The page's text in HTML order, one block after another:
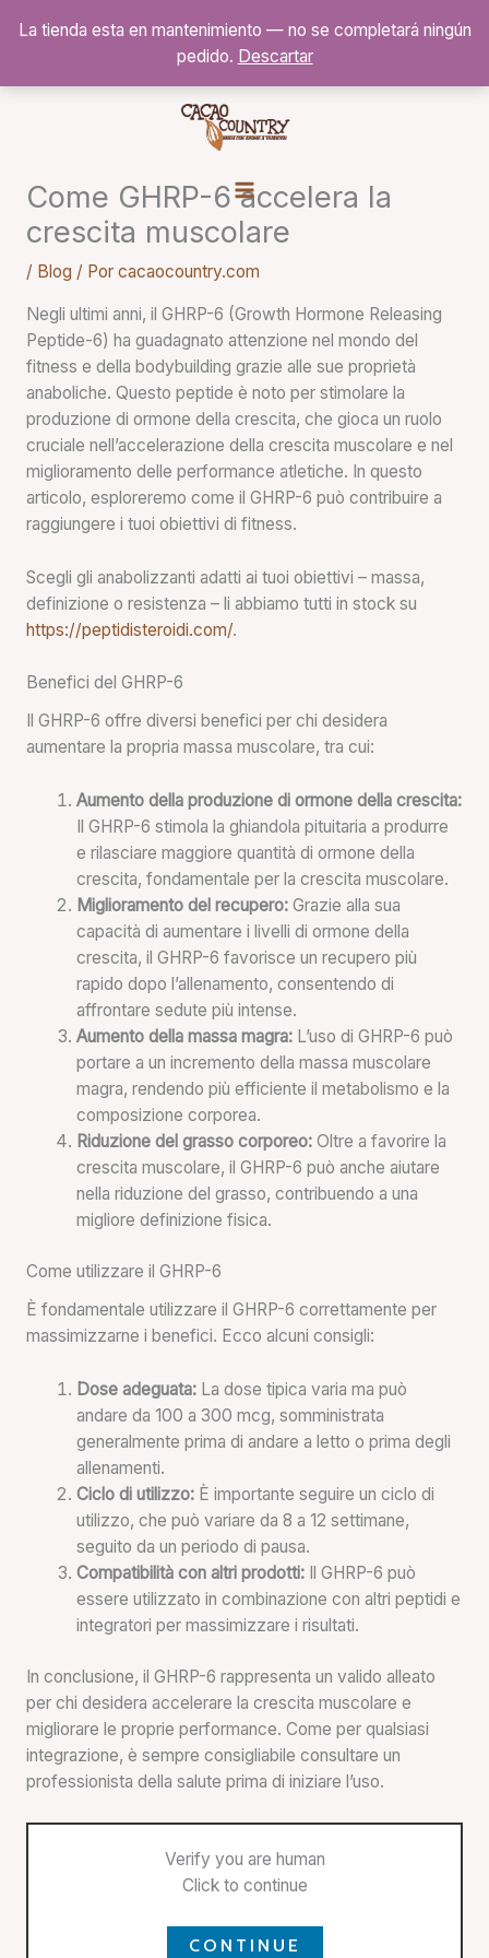
La tienda esta en mantenimiento — no se completará ningún
pedido. Descartar
Come GHRP-6 accelera la
crescita muscolare
/ Blog / Por cacaocountry.com
Negli ultimi anni, il GHRP-6 (Growth Hormone Releasing
Peptide-6) ha guadagnato attenzione nel mondo del
fitness e della bodybuilding grazie alle sue proprietà
anaboliche. Questo peptide è noto per stimolare la
produzione di ormone della crescita, che gioca un ruolo
cruciale nell’accelerazione della crescita muscolare e nel
miglioramento delle performance atletiche. In questo
articolo, esploreremo come il GHRP-6 può contribuire a
raggiungere i tuoi obiettivi di fitness.
Scegli gli anabolizzanti adatti ai tuoi obiettivi – massa,
definizione o resistenza – li abbiamo tutti in stock su
https://peptidisteroidi.com/.
Benefici del GHRP-6
Il GHRP-6 offre diversi benefici per chi desidera
aumentare la propria massa muscolare, tra cui:
Aumento della produzione di ormone della crescita:
Il GHRP-6 stimola la ghiandola pituitaria a produrre
e rilasciare maggiore quantità di ormone della
crescita, fondamentale per la crescita muscolare.
Miglioramento del recupero: Grazie alla sua
capacità di aumentare i livelli di ormone della
crescita, il GHRP-6 favorisce un recupero più
rapido dopo l’allenamento, consentendo di
affrontare sedute più intense.
Aumento della massa magra: L’uso di GHRP-6 può
portare a un incremento della massa muscolare
magra, rendendo più efficiente il metabolismo e la
composizione corporea.
Riduzione del grasso corporeo: Oltre a favorire la
crescita muscolare, il GHRP-6 può anche aiutare
nella riduzione del grasso, contribuendo a una
migliore definizione fisica.
Come utilizzare il GHRP-6
È fondamentale utilizzare il GHRP-6 correttamente per
massimizzarne i benefici. Ecco alcuni consigli:
Dose adeguata: La dose tipica varia ma può
andare da 100 a 300 mcg, somministrata
generalmente prima di andare a letto o prima degli
allenamenti.
Ciclo di utilizzo: È importante seguire un ciclo di
utilizzo, che può variare da 8 a 12 settimane,
seguito da un periodo di pausa.
Compatibilità con altri prodotti: Il GHRP-6 può
essere utilizzato in combinazione con altri peptidi e
integratori per massimizzare i risultati.
In conclusione, il GHRP-6 rappresenta un valido alleato
per chi desidera accelerare la crescita muscolare e
migliorare le proprie performance. Come per qualsiasi
integrazione, è sempre consigliabile consultare un
professionista della salute prima di iniziare l’uso.
Verify you are human
Click to continue
CONTINUE